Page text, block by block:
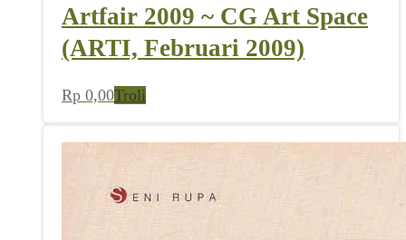
Artfair 2009 ~ CG Art Space
(ARTI, Februari 2009)
Rp 0,00Troli